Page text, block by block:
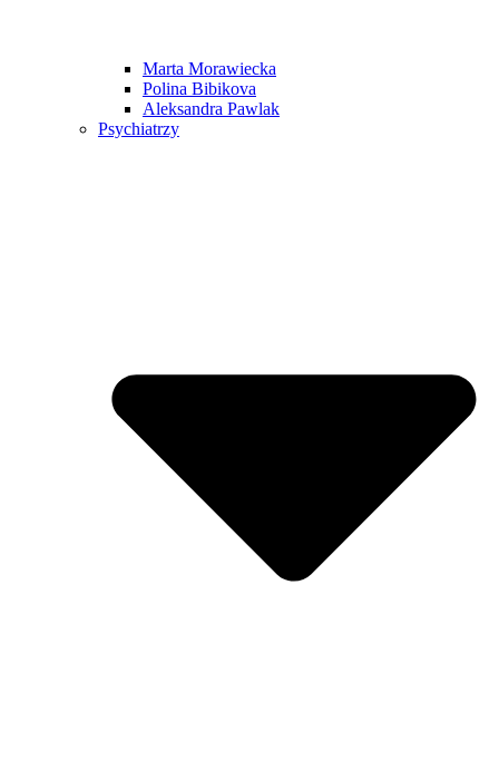
Marta Morawiecka
Polina Bibikova
Aleksandra Pawlak
Psychiatrzy